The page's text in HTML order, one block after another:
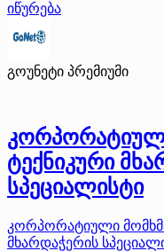
იწურება
გოუნეტი პრემიუმი
ტექნიკური
სპეციალისტი
კორპორატიული
მხარდაჭერის